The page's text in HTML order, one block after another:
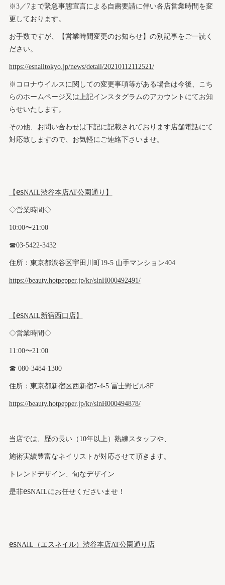
※3／7まで緊急事態宣言による自粛要請に伴い各店営業時間を変
更しております。
お手数ですが、【営業時間変更のお知らせ】の別記事をご一読く
ださい。
https://esnailtokyo.jp/news/detail/20210112112521/
※コロナウイルスに関しての変更事項等がある場合は今後、こち
らのホームページ又は上記インスタグラムのアカウントにてお知
らせいたします。
その他、お問い合わせは下記に記載されております店舗電話にて
対応致しますので、お気軽にご連絡下さいませ。
【esNAIL渋谷本店AT公園通り】
◇営業時間◇
10:00〜21:00
☎︎03-5422-3432
住所：東京都渋谷区宇田川町19-5 山手マンション404
https://beauty.hotpepper.jp/kr/slnH000492491/
【esNAIL新宿西口店】
◇営業時間◇
11:00〜21:00
☎︎ 080-3484-1300
住所：東京都新宿区西新宿7-4-5 冨士野ビル8F
https://beauty.hotpepper.jp/kr/slnH000494878/
当店では、歴の長い（10年以上）熟練スタッフや、
施術実績豊富なネイリストが対応させて頂きます。
トレンドデザイン、旬なデザイン
是非esNAILにお任せくださいませ！
esNAIL（エスネイル）渋谷本店AT公園通り店